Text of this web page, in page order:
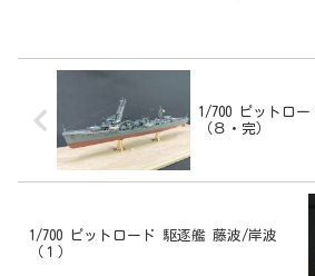
1/700 ピットロ
（８・完）
1/700 ピットロード 駆逐艦 藤波/岸波
（１）